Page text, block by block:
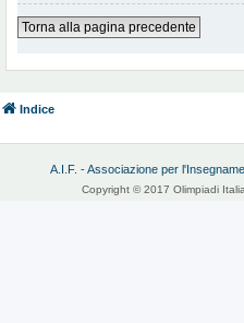
Torna alla pagina precedente
Indice
A.I.F. - Associazione per
Copyright © 2017 Olimpiadi